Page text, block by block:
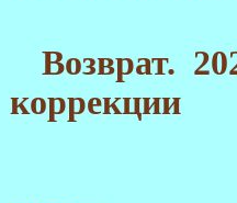
Возврат.
коррекции